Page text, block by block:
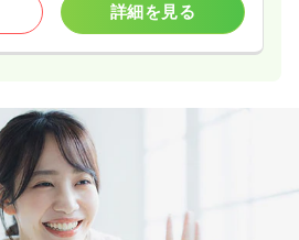
詳細を見る